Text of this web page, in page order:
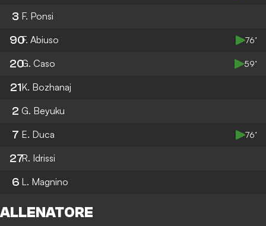
3 F. Ponsi
90F. Abiuso 76’
20G. Caso 59’
21K. Bozhanaj
2 G. Beyuku
7 E. Duca 76’
27R. Idrissi
6 L. Magnino
ALLENATORE